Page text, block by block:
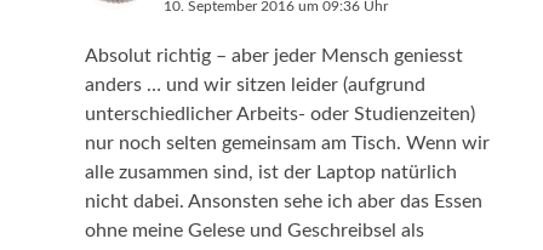
10. September 2016 um 09:36 Uhr
Absolut richtig – aber jeder Mensch geniesst
anders … und wir sitzen leider (aufgrund
unterschiedlicher Arbeits- oder Studienzeiten)
nur noch selten gemeinsam am Tisch. Wenn wir
alle zusammen sind, ist der Laptop natürlich
nicht dabei. Ansonsten sehe ich aber das Essen
ohne meine Gelese und Geschreibsel als